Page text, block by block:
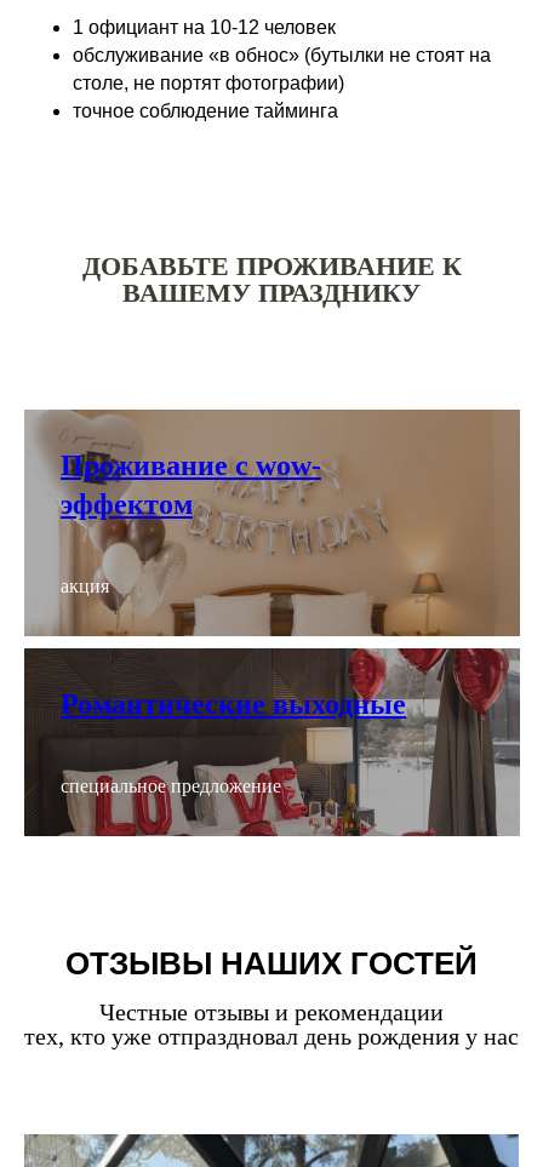
1 официант на 10-12 человек
обслуживание «в обнос» (бутылки не стоят на
столе, не портят фотографии)
точное соблюдение тайминга
ДОБАВЬТЕ ПРОЖИВАНИЕ К
ВАШЕМУ ПРАЗДНИКУ
Проживание с wow-
эффектом
акция
Романтические выходные
специальное предложение
ОТЗЫВЫ НАШИХ ГОСТЕЙ
Честные отзывы и рекомендации
тех, кто уже отпраздновал день рождения у нас